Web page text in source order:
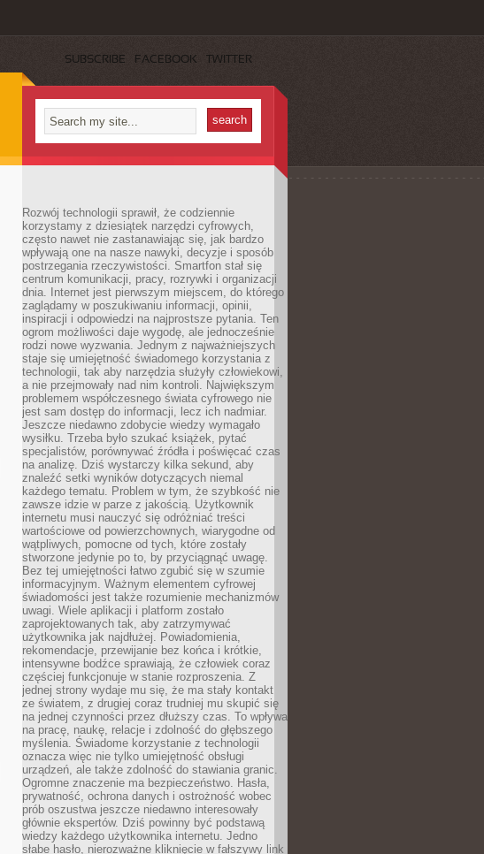
SUBSCRIBE FACEBOOK TWITTER
Rozwój technologii sprawił, że codziennie
korzystamy z dziesiątek narzędzi cyfrowych,
często nawet nie zastanawiając się, jak bardzo
wpływają one na nasze nawyki, decyzje i sposób
postrzegania rzeczywistości. Smartfon stał się
centrum komunikacji, pracy, rozrywki i organizacji
dnia. Internet jest pierwszym miejscem, do którego
zaglądamy w poszukiwaniu informacji, opinii,
inspiracji i odpowiedzi na najprostsze pytania. Ten
ogrom możliwości daje wygodę, ale jednocześnie
rodzi nowe wyzwania. Jednym z najważniejszych
staje się umiejętność świadomego korzystania z
technologii, tak aby narzędzia służyły człowiekowi,
a nie przejmowały nad nim kontroli. Największym
problemem współczesnego świata cyfrowego nie
jest sam dostęp do informacji, lecz ich nadmiar.
Jeszcze niedawno zdobycie wiedzy wymagało
wysiłku. Trzeba było szukać książek, pytać
specjalistów, porównywać źródła i poświęcać czas
na analizę. Dziś wystarczy kilka sekund, aby
znaleźć setki wyników dotyczących niemal
każdego tematu. Problem w tym, że szybkość nie
zawsze idzie w parze z jakością. Użytkownik
internetu musi nauczyć się odróżniać treści
wartościowe od powierzchownych, wiarygodne od
wątpliwych, pomocne od tych, które zostały
stworzone jedynie po to, by przyciągnąć uwagę.
Bez tej umiejętności łatwo zgubić się w szumie
informacyjnym. Ważnym elementem cyfrowej
świadomości jest także rozumienie mechanizmów
uwagi. Wiele aplikacji i platform zostało
zaprojektowanych tak, aby zatrzymywać
użytkownika jak najdłużej. Powiadomienia,
rekomendacje, przewijanie bez końca i krótkie,
intensywne bodźce sprawiają, że człowiek coraz
częściej funkcjonuje w stanie rozproszenia. Z
jednej strony wydaje mu się, że ma stały kontakt
ze światem, z drugiej coraz trudniej mu skupić się
na jednej czynności przez dłuższy czas. To wpływa
na pracę, naukę, relacje i zdolność do głębszego
myślenia. Świadome korzystanie z technologii
oznacza więc nie tylko umiejętność obsługi
urządzeń, ale także zdolność do stawiania granic.
Ogromne znaczenie ma bezpieczeństwo. Hasła,
prywatność, ochrona danych i ostrożność wobec
prób oszustwa jeszcze niedawno interesowały
głównie ekspertów. Dziś powinny być podstawą
wiedzy każdego użytkownika internetu. Jedno
słabe hasło, nierozważne kliknięcie w fałszywy link